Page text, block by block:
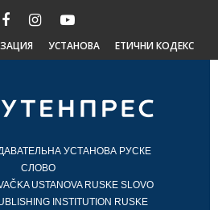
УСТАНОВА ЕТИЧНИ КОДЕКС
УСТАНОВА РУСКЕ
СЛОВО
USTANOVA RUSKE SLOVO
INSTITUTION RUSKE